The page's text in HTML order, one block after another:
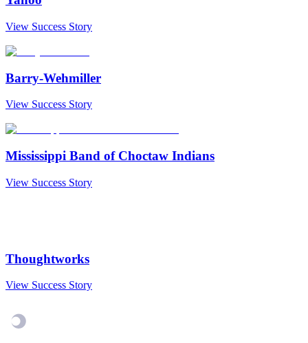
View Success Story
Barry-Wehmiller
View Success Story
Mississippi Band of Choctaw Indians
View Success Story
Thoughtworks
View Success Story